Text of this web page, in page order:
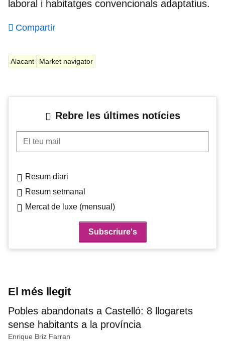
laboral i habitatges convencionals adaptatius.
Compartir
Alacant Market navigator
Rebre les últimes notícies
El teu mail
Resum diari
Resum setmanal
Mercat de luxe (mensual)
El més llegit
Pobles abandonats a Castelló: 8 llogarets
sense habitants a la província
Enrique Briz Farran